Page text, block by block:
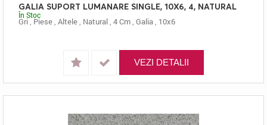
GALIA SUPORT LUMANARE SINGLE, 10X6, 4, NATURAL
Gri,Piese Altele Natural 4 Cm Galia 10x6
În Stoc
VEZI DETALII